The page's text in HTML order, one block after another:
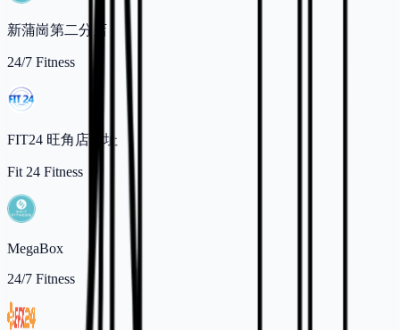
新蒲崗第二分店
24/7 Fitness
FIT24 旺角店地址
Fit 24 Fitness
MegaBox
24/7 Fitness